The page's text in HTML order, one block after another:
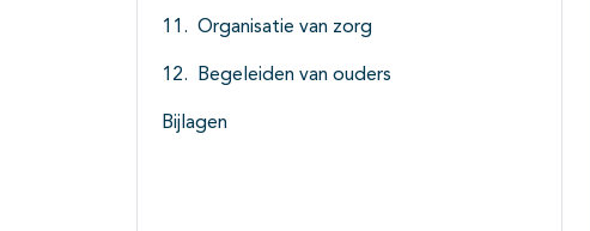
Organisatie van zorg
Begeleiden van ouders
Bijlagen